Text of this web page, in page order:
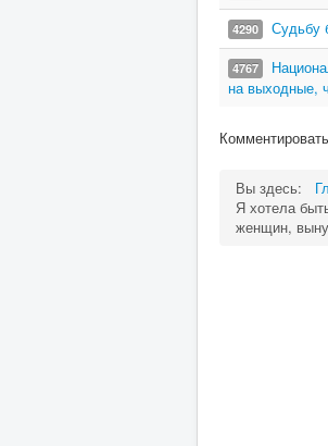
4290 Судьбу
4767
на выходные,
Вы здесь:
Я хотела
женщин,